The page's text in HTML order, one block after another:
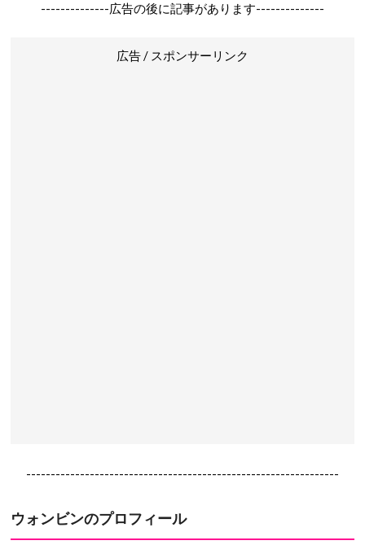
--------------広告の後に記事があります--------------
広告 / スポンサーリンク
----------------------------------------------------------------
ウォンビンのプロフィール